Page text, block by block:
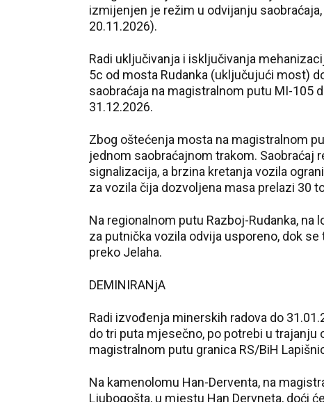
izmijenjen je režim u odvijanju
20.11.2026).
Radi uključivanja i isključivanja
5c od mosta Rudanka (uključujući most)
saobraćaja na magistralnom putu MI-105
31.12.2026.
Zbog oštećenja mosta na magistralnom
jednom saobraćajnom trakom. Saobraćaj
signalizacija, a brzina kretanja vozila
za vozila čija dozvoljena masa prelazi 30
Na regionalnom putu Razboj-Rudanka,
za putnička vozila odvija usporeno, dok
preko Jelaha.
DEMINIRANjA
Radi izvođenja minerskih radova do
do tri puta mjesečno, po potrebi u trajanju
magistralnom putu granica RS/BiH
Na kamenolomu Han-Derventa, na
Ljubogošta, u mjestu Han Dervneta, doći